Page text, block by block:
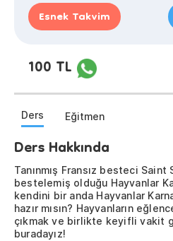
Esnek Takvim
100 TL
Ders Eğitmen
Ders Hakkında
Tanınmış Fransız besteci Saint
bestelemiş olduğu Hayvanlar
kendini bir anda Hayvanlar
hazır mısın? Hayvanların
çıkmak ve birlikte keyifli vakit
buradayız!